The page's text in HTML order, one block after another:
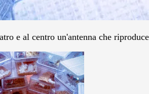
e al centro un'antenna che